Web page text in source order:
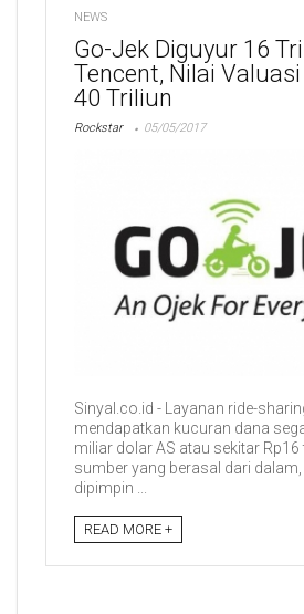
NEWS
Go-Jek Diguyur 16
Tencent, Nilai
40 Triliun
Rockstar 05/05/2017
Sinyal.co.id - Layanan ride-
mendapatkan kucuran dana
miliar dolar AS atau sekitar
sumber yang berasal dari
dipimpin ...
READ MORE +